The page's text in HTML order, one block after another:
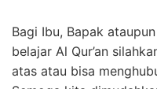
Bagi Ibu, Bapak
belajar Al Qur’an
atas atau bisa